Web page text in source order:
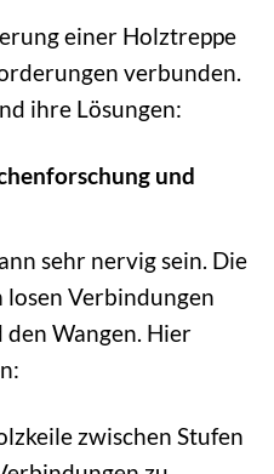
einer Holztreppe
verbunden.
ihre Lösungen:
und
sehr nervig sein. Die
losen Verbindungen
den Wangen. Hier
zwischen Stufen